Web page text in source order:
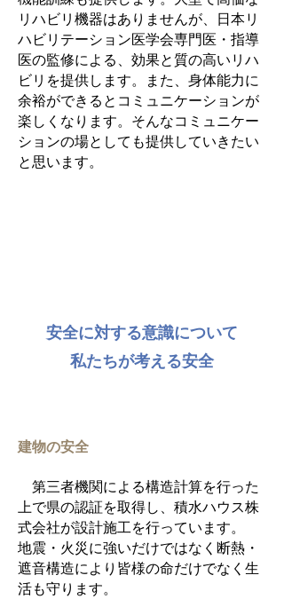
リハビリ機器はありませんが、日本リ
ハビリテーション医学会専門医・指導
医の監修による、効果と質の高いリハ
ビリを提供します。また、身体能力に
余裕ができるとコミュニケーションが
楽しくなります。そんなコミュニケー
ションの場としても提供していきたい
と思います。
安全に対する意識について
私たちが考える安全
建物の安全
第三者機関による構造計算を行った
上で県の認証を取得し、積水ハウス株
式会社が設計施工を行っています。
地震・火災に強いだけではなく断熱・
遮音構造により皆様の命だけでなく生
活も守ります。